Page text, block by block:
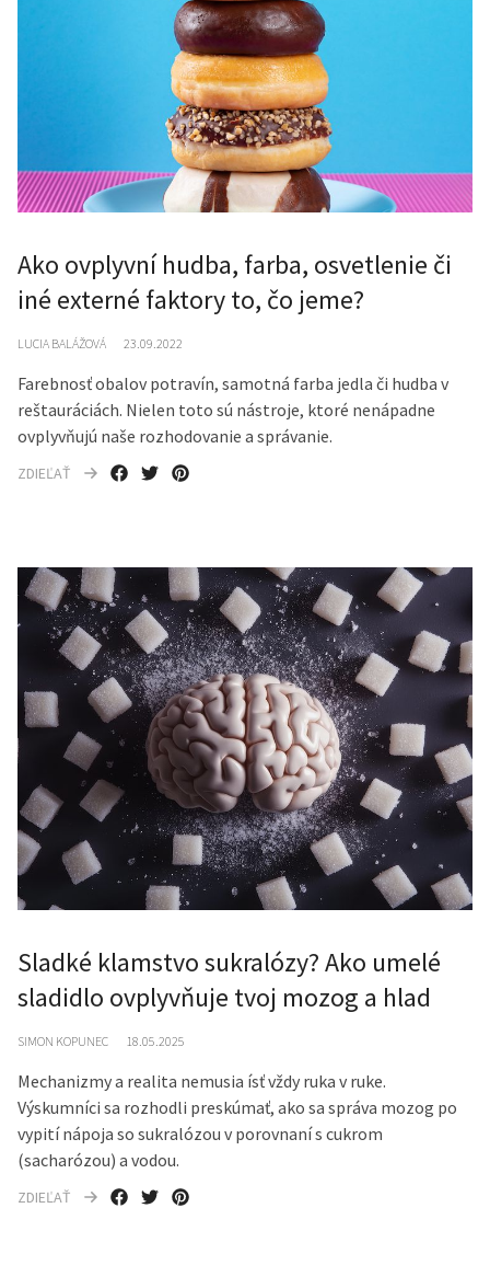
Ako ovplyvní hudba, farba, osvetlenie či
iné externé faktory to, čo jeme?
LUCIA BALÁŽOVÁ 23.09.2022
Farebnosť obalov potravín, samotná farba jedla či hudba v
reštauráciách. Nielen toto sú nástroje, ktoré nenápadne
ovplyvňujú naše rozhodovanie a správanie.
ZDIEĽAŤ
Sladké klamstvo sukralózy? Ako umelé
sladidlo ovplyvňuje tvoj mozog a hlad
SIMON KOPUNEC 18.05.2025
Mechanizmy a realita nemusia ísť vždy ruka v ruke.
Výskumníci sa rozhodli preskúmať, ako sa správa mozog po
vypití nápoja so sukralózou v porovnaní s cukrom
(sacharózou) a vodou.
ZDIEĽAŤ